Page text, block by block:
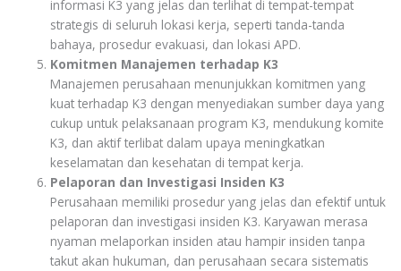
informasi K3 yang jelas dan terlihat di tempat-tempat
strategis di seluruh lokasi kerja, seperti tanda-tanda
bahaya, prosedur evakuasi, dan lokasi APD.
Komitmen Manajemen terhadap K3
Manajemen perusahaan menunjukkan komitmen yang
kuat terhadap K3 dengan menyediakan sumber daya yang
cukup untuk pelaksanaan program K3, mendukung komite
K3, dan aktif terlibat dalam upaya meningkatkan
keselamatan dan kesehatan di tempat kerja.
Pelaporan dan Investigasi Insiden K3
Perusahaan memiliki prosedur yang jelas dan efektif untuk
pelaporan dan investigasi insiden K3. Karyawan merasa
nyaman melaporkan insiden atau hampir insiden tanpa
takut akan hukuman, dan perusahaan secara sistematis